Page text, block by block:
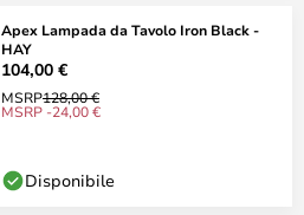
Apex Lampada da Tavolo Iron Black -
HAY
104,00 €
MSRP128,00 €
MSRP -24,00 €
Disponibile